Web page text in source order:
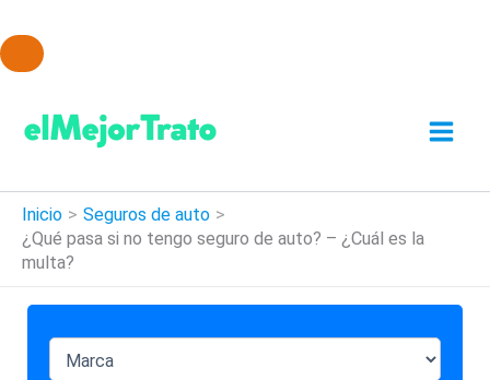
contenido
Inicio
Seguros de auto
¿Qué pasa si no tengo seguro de auto? – ¿Cuál es la
multa?